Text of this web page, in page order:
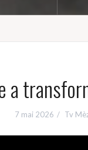
a
7 mai 2026 Tv